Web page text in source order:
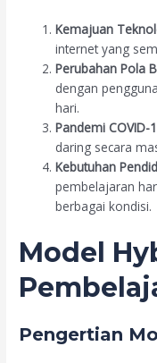
Kemajuan
internet yang
Perubahan Pola
dengan
hari.
Pandemi COVID-
daring secara
Kebutuhan
pembelajaran
berbagai kondisi.
Model
Pengertian